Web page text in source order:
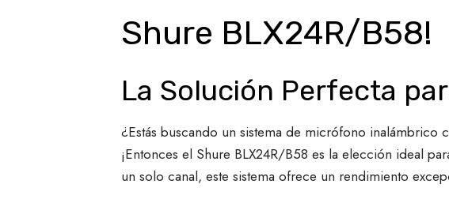
Shure BLX24R/B58!
La Solución Perfecta
¿Estás buscando un sistema de micrófono inalámbrico
¡Entonces el Shure BLX24R/B58 es la elección ideal
un solo canal, este sistema ofrece un rendimiento